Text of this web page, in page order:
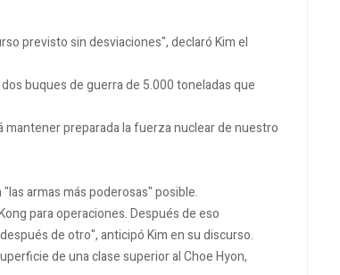
previsto sin desviaciones", declaró Kim el
buques de guerra de 5.000 toneladas que
preparada la fuerza nuclear de nuestro
armas más poderosas" posible.
para operaciones. Después de eso
de otro", anticipó Kim en su discurso.
de una clase superior al Choe Hyon,